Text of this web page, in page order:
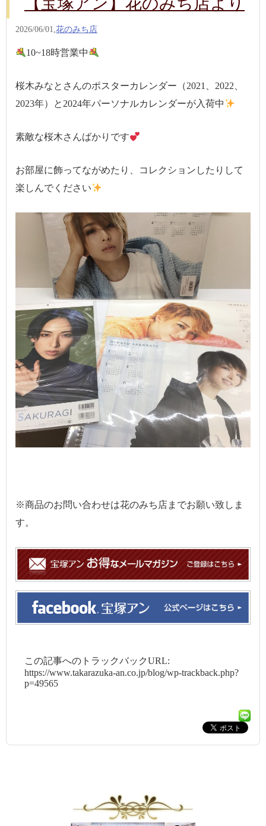
2026/06/01,花のみち店
10~18時営業中
桜木みなとさんのポスターカレンダー（2021、2022、
2023年）と2024年パーソナルカレンダーが入荷中
素敵な桜木さんばかりです
お部屋に飾ってながめたり、コレクションしたりして
楽しんでください
※商品のお問い合わせは花のみち店までお願い致しま
す。
この記事へのトラックバックURL:
https://www.takarazuka-an.co.jp/blog/wp-trackback.php?
p=49565